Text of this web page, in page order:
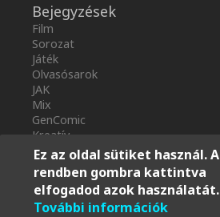
Bejegyzések
Film
Sorozat
Játék
Olvasósarok
JAK
Mix
GenComic
Kreatív
Partnereink
Ez az oldal sütiket használ. A
rendben gombra kattintva
elfogadod azok használatát.
További információk